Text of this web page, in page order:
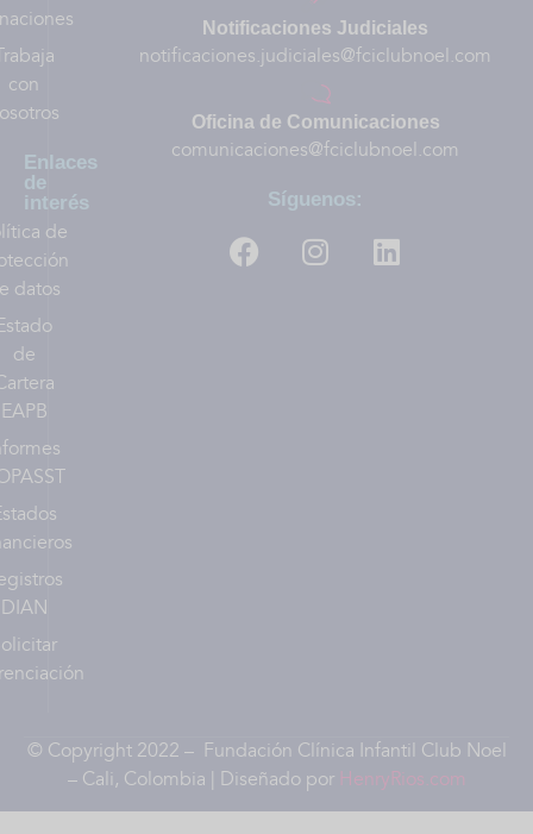
con
Enlaces
de
interés
de
datos
de
EAPB
DIAN
Notificaciones Judiciales
notificaciones.judiciales@fciclubnoel.com
Oficina de Comunicaciones
comunicaciones@fciclubnoel.com
Síguenos:
© Copyright 2022 – Fundación Clínica Infantil Club Noel
– Cali, Colombia | Diseñado por HenryRios.com